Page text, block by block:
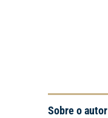
Sobre o autor